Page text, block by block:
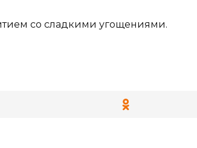
со сладкими угощениями.